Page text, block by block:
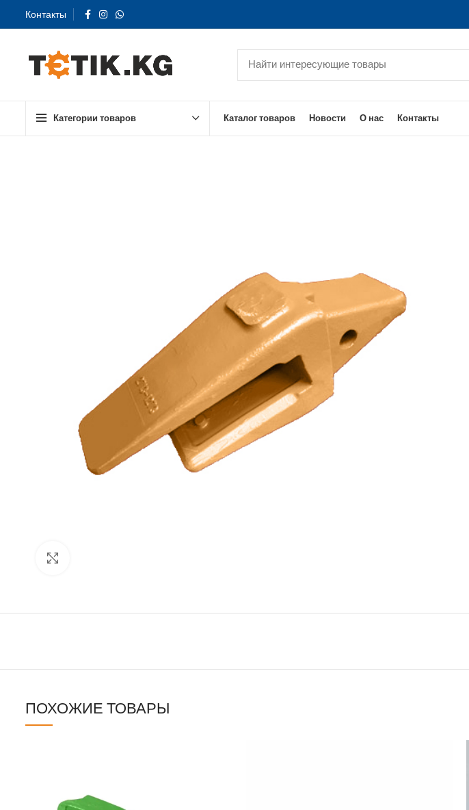
Контакты
Категории товаров Каталог товаров Новости О нас Контакты
ПОХОЖИЕ ТОВАРЫ